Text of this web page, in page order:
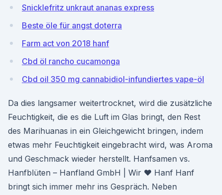
Snicklefritz unkraut ananas express
Beste öle für angst doterra
Farm act von 2018 hanf
Cbd öl rancho cucamonga
Cbd oil 350 mg cannabidiol-infundiertes vape-öl
Da dies langsamer weitertrocknet, wird die zusätzliche
Feuchtigkeit, die es die Luft im Glas bringt, den Rest
des Marihuanas in ein Gleichgewicht bringen, indem
etwas mehr Feuchtigkeit eingebracht wird, was Aroma
und Geschmack wieder herstellt. Hanfsamen vs.
Hanfblüten – Hanfland GmbH | Wir ♥ Hanf Hanf
bringt sich immer mehr ins Gespräch. Neben